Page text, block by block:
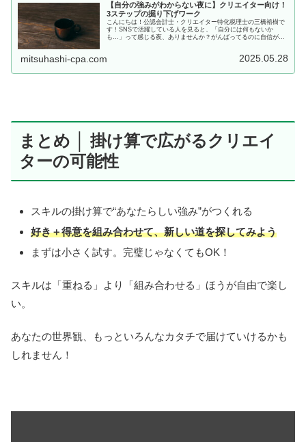
【自分の強みがわからない夜に】クリエイター向け！
3ステップの掘り下げワーク
こんにちは！公認会計士・クリエイター特化税理士の三橋裕樹で
す！SNSで活躍している人を見ると、「自分には何もないか
も…」って感じる夜、ありませんか？がんばってるのに自信が持
mitsuhashi-cpa.com 2025.05.28
まとめ │ 掛け算で広がるクリエイ
ターの可能性
スキルの掛け算で“あなたらしい強み”がつくれる
好き＋得意を組み合わせて、新しい道を探してみよう
まずは小さく試す。完璧じゃなくてもOK！
スキルは「重ねる」より「組み合わせる」ほうが自由で楽し
い。
あなたの世界観、もっといろんなカタチで届けていけるかも
しれません！